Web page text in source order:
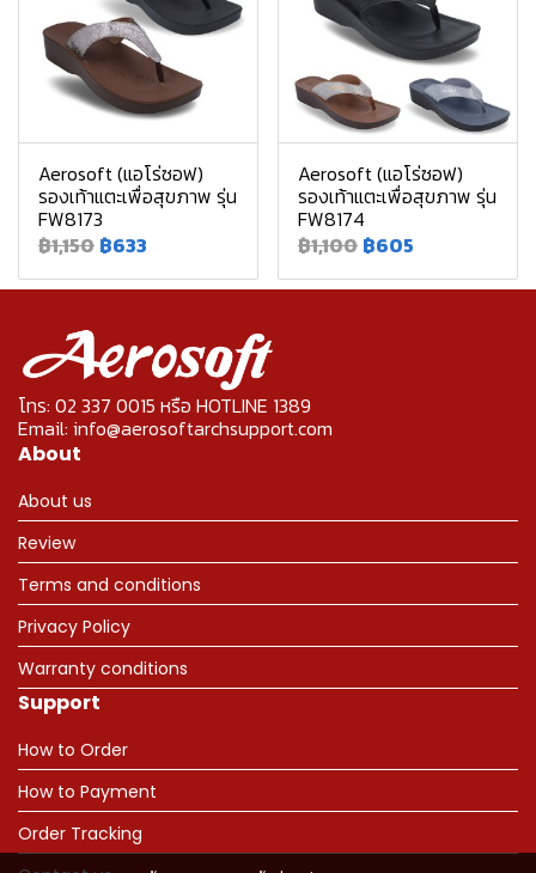
Aerosoft (แอโร่ซอฟ)
รองเท้าแตะเพื่อสุขภาพ รุ่น
FW8173
฿1,150 ฿633
Aerosoft (แอโร่ซอฟ)
รองเท้าแตะเพื่อสุขภาพ รุ่น
FW8174
฿1,100 ฿605
โทร: 02 337 0015 หรือ HOTLINE 1389
Email: info@aerosoftarchsupport.com
About
About us
Review
Terms and conditions
Privacy Policy
Warranty conditions
Support
How to Order
How to Payment
Order Tracking